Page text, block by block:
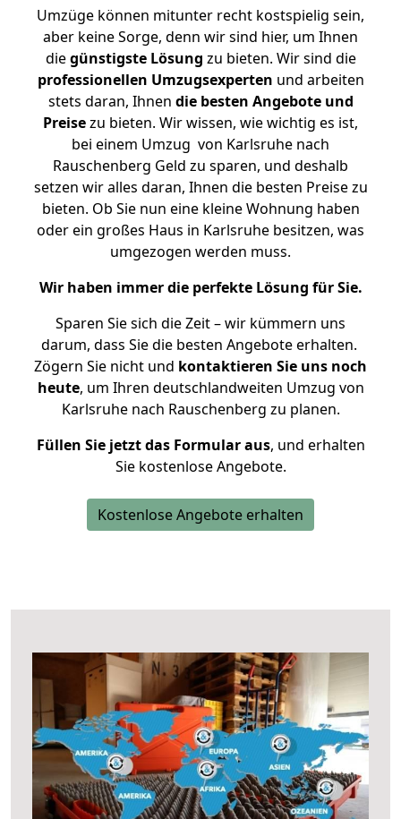
Umzüge können mitunter recht kostspielig sein,
aber keine Sorge, denn wir sind hier, um Ihnen
diegünstigste Lösung zu bieten. Wir sind die
professionellen Umzugsexperten und arbeiten
stets daran, Ihnen die besten Angebote und
Preisezu bieten. Wir wissen, wie wichtig es ist,
bei einem Umzug von Karlsruhe nach
Rauschenberg Geld zu sparen, und deshalb
setzen wir alles daran, Ihnen die besten Preise zu
bieten. Ob Sie nun eine kleine Wohnung haben
oder ein großes Haus in Karlsruhe besitzen, was
umgezogen werden muss.
Wir haben immer die perfekte Lösung für Sie.
Sparen Sie sich die Zeit – wir kümmern uns
darum, dass Sie die besten Angebote erhalten.
Zögern Sie nicht und kontaktieren Sie uns noch
heute, um Ihren deutschlandweiten Umzug von
Karlsruhe nach Rauschenberg zu planen.
Füllen Sie jetzt das Formular aus, und erhalten
Sie kostenlose Angebote.
Kostenlose Angebote erhalten